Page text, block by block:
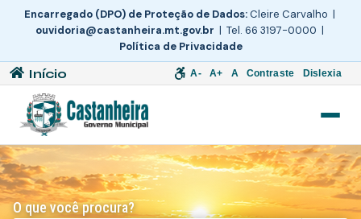
Encarregado (DPO) de Proteção de Dados:Cleire Carvalho |
ouvidoria@castanheira.mt.gov.br | Tel. 66 3197-0000 |
Política de Privacidade
Início A- A+ A Contraste Dislexia
O que você procura?